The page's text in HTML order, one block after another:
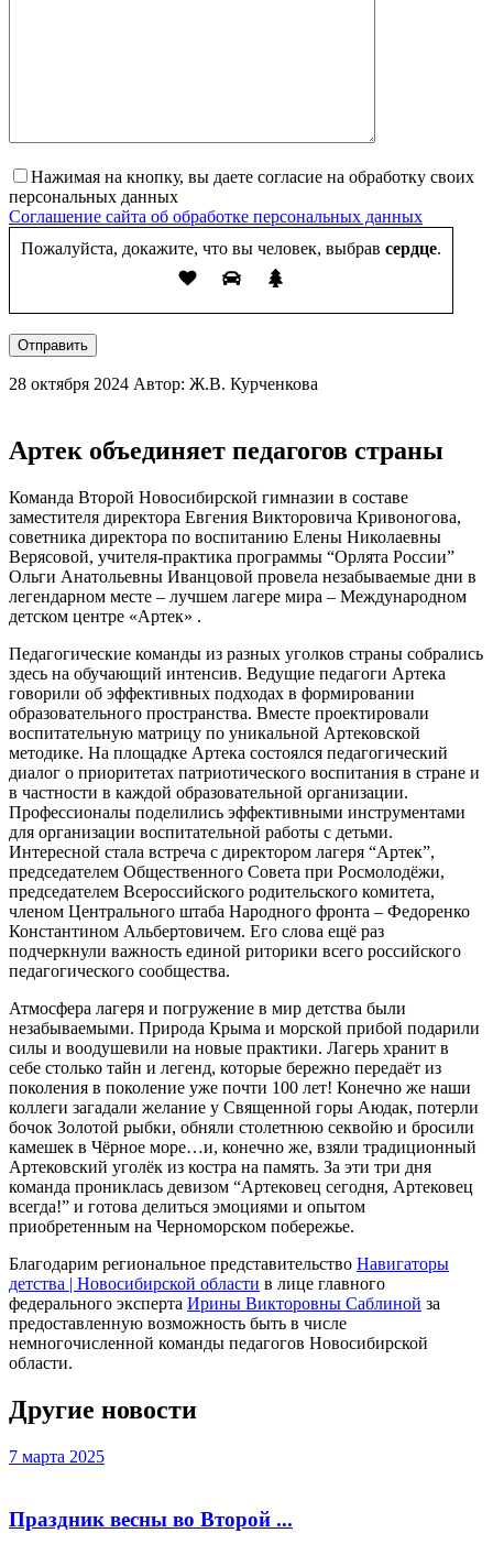
Нажимая на кнопку, вы даете согласие на обработку своих
персональных данных
Соглашение сайта об обработке персональных данных
Пожалуйста, докажите, что вы человек, выбрав сердце.
Отправить
28 октября 2024 Автор: Ж.В. Курченкова
Артек объединяет педагогов страны
Команда Второй Новосибирской гимназии в составе
заместителя директора Евгения Викторовича Кривоногова,
советника директора по воспитанию Елены Николаевны
Верясовой, учителя-практика программы “Орлята России”
Ольги Анатольевны Иванцовой провела незабываемые дни в
легендарном месте – лучшем лагере мира – Международном
детском центре «Артек» .
Педагогические команды из разных уголков страны собрались
здесь на обучающий интенсив. Ведущие педагоги Артека
говорили об эффективных подходах в формировании
образовательного пространства. Вместе проектировали
воспитательную матрицу по уникальной Артековской
методике. На площадке Артека состоялся педагогический
диалог о приоритетах патриотического воспитания в стране и
в частности в каждой образовательной организации.
Профессионалы поделились эффективными инструментами
для организации воспитательной работы с детьми.
Интересной стала встреча с директором лагеря “Артек”,
председателем Общественного Совета при Росмолодёжи,
председателем Всероссийского родительского комитета,
членом Центрального штаба Народного фронта – Федоренко
Константином Альбертовичем. Его слова ещё раз
подчеркнули важность единой риторики всего российского
педагогического сообщества.
Атмосфера лагеря и погружение в мир детства были
незабываемыми. Природа Крыма и морской прибой подарили
силы и воодушевили на новые практики. Лагерь хранит в
себе столько тайн и легенд, которые бережно передаёт из
поколения в поколение уже почти 100 лет! Конечно же наши
коллеги загадали желание у Священной горы Аюдак, потерли
бочок Золотой рыбки, обняли столетнюю секвойю и бросили
камешек в Чёрное море…и, конечно же, взяли традиционный
Артековский уголёк из костра на память. За эти три дня
команда прониклась девизом “Артековец сегодня, Артековец
всегда!” и готова делиться эмоциями и опытом
приобретенным на Черноморском побережье.
Благодарим региональное представительство Навигаторы
детства | Новосибирской области в лице главного
федерального эксперта Ирины Викторовны Саблиной за
предоставленную возможность быть в числе
немногочисленной команды педагогов Новосибирской
области.
Другие новости
7 марта 2025
Праздник весны во Второй ...